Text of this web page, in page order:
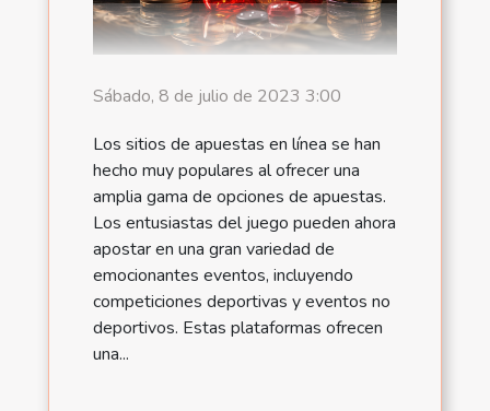
Sábado, 8 de julio de 2023 3:00
Los sitios de apuestas en línea se han
hecho muy populares al ofrecer una
amplia gama de opciones de apuestas.
Los entusiastas del juego pueden ahora
apostar en una gran variedad de
emocionantes eventos, incluyendo
competiciones deportivas y eventos no
deportivos. Estas plataformas ofrecen
una...